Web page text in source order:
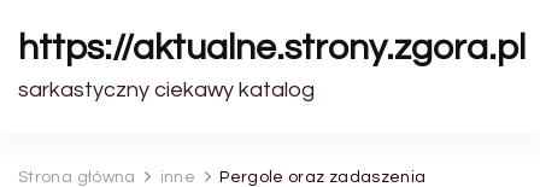
https://aktualne.strony.zgora.pl
sarkastyczny ciekawy katalog
Strona główna inne
Pergole oraz zadaszenia